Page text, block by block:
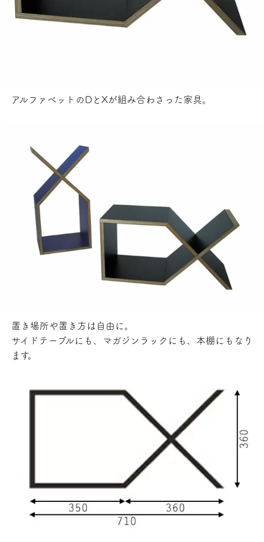
アルファベットのDとXが組み合わさった家具。
置き場所や置き方は自由に。
サイドテーブルにも、マガジンラックにも、本棚にもなり
ます。